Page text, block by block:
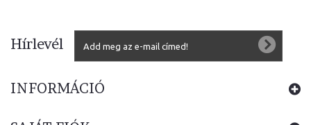
Hírlevél
INFORMÁCIÓ